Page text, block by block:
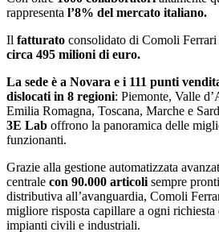
rappresenta l’8% del mercato italiano.
Il fatturato consolidato di Comoli Ferrari
circa 495 milioni di euro.
La sede è a Novara e i 111 punti
dislocati in 8 regioni: Piemonte, Valle
Emilia Romagna, Toscana, Marche e
3E Lab offrono la panoramica delle
funzionanti.
Grazie alla gestione automatizzata
centrale con 90.000 articoli sempre
distributiva all’avanguardia, Comoli
migliore risposta capillare a ogni
impianti civili e industriali.